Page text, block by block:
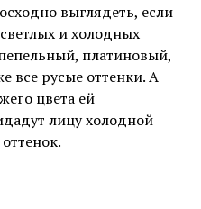
выглядеть, если
и холодных
платиновый,
все русые оттенки. А
цвета ей
лицу холодной